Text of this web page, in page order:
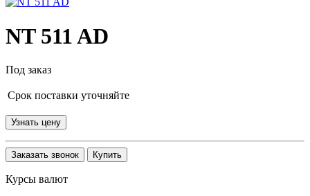
NT 511 AD
Под заказ
Срок поставки уточняйте
Узнать цену
Заказать звонок Купить
Курсы валют